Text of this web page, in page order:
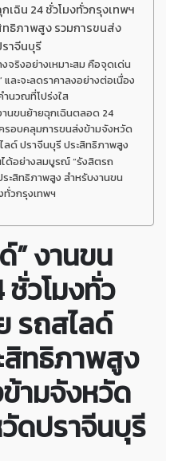
เฉิน 24 ชั่วโมงทั่วกรุงเทพฯ
ธิภาพสูง รวมการขนส่ง
าจีนบุรี
จริงอย่างเหมาะสม คือจุดเด่น
ละจะลดราคาลงอย่างต่อเนื่อง
ำนวณที่โปร่งใส
านขนย้ายฉุกเฉินตลอด 24
รอบคลุมการขนส่งข้ามจังหวัด
ลด์ ปราจีนบุรี ประสิทธิภาพสูง
ด้อย่างสมบูรณ์ “รังสิตรถ
ะสิทธิภาพสูง สำหรับงานขน
วกรุงเทพฯ
” งานขน
วโมงทั่ว
รถสไลด์
สิทธิภาพสูง
ามจังหวัด
ดปราจีนบุรี